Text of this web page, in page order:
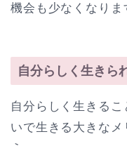
機会も少なくなりま
自分らしく生きら
自分らしく生きる
いで生きる大きなメ